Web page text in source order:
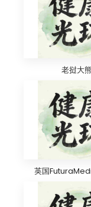
老挝大熊
英国